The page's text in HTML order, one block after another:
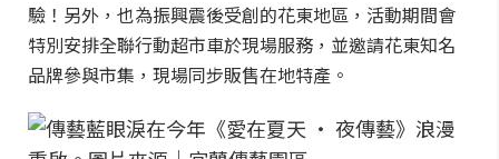
驗！另外，也為振興震後受創的花東地區，活動期間會
特別安排全聯行動超市車於現場服務，並邀請花東知名
品牌參與市集，現場同步販售在地特產。